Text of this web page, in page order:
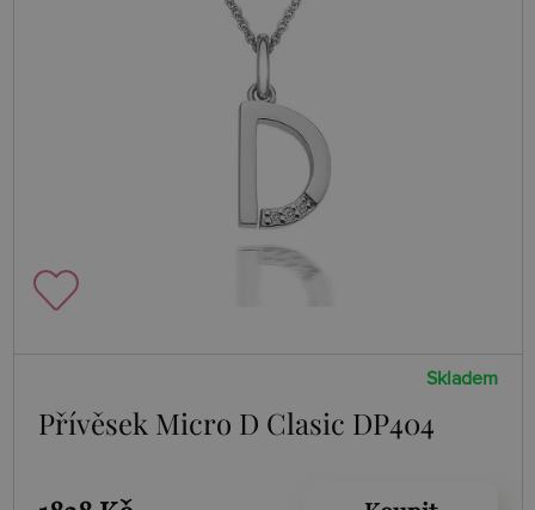
Skladem
Přívěsek Micro D Clasic DP404